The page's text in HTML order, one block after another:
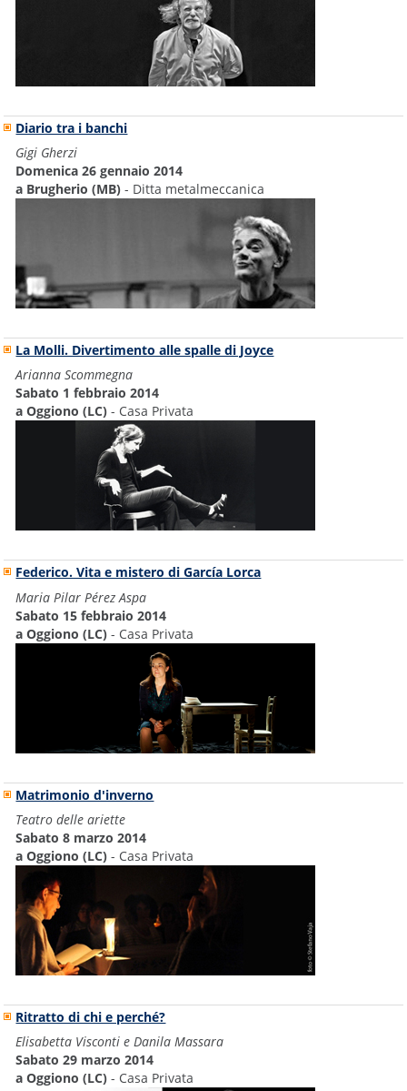
Diario tra i banchi
Gigi Gherzi
Domenica 26 gennaio 2014
a Brugherio (MB) - Ditta metalmeccanica
La Molli. Divertimento alle spalle di Joyce
Arianna Scommegna
Sabato 1 febbraio 2014
a Oggiono (LC) - Casa Privata
Federico. Vita e mistero di García Lorca
Maria Pilar Pérez Aspa
Sabato 15 febbraio 2014
a Oggiono (LC) - Casa Privata
Matrimonio d'inverno
Teatro delle ariette
Sabato 8 marzo 2014
a Oggiono (LC) - Casa Privata
Ritratto di chi e perché?
Elisabetta Visconti e Danila Massara
Sabato 29 marzo 2014
a Oggiono (LC) - Casa Privata